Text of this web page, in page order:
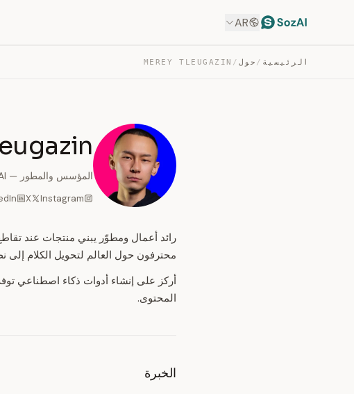
AR
الرئيسية / حول /
MEREY TLEUGAZIN
المؤسس والمطور — SozAI
Instagram
X
محترفون حول العالم لتحويل الكلام إلى
أركز على إنشاء أدوات ذكاء اصطناعي
المحتوى.
الخبرة